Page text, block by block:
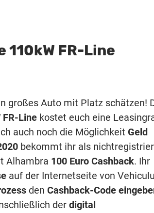
FR-Line
großes Auto mit Platz schätzen!
FR-Line kostet euch eine
auch noch die Möglichkeit Geld
bekommt ihr als
Alhambra 100 Euro Cashback. Ihr
auf der Internetseite von
den Cashback-Code
der digital